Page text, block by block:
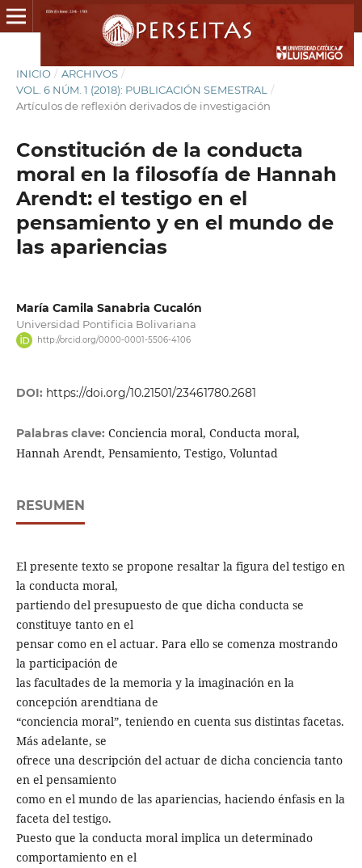
INICIO / ARCHIVOS /
VOL. 6 NÚM. 1 (2018): PUBLICACIÓN SEMESTRAL
/
Artículos de reflexión derivados de investigación
Constitución de la conducta
moral en la filosofía de Hannah
Arendt: el testigo en el
pensamiento y en el mundo de
las apariencias
María Camila Sanabria Cucalón
Universidad Pontificia Bolivariana
http://orcid.org/0000-0001-5506-4106
DOI: https://doi.org/10.21501/23461780.2681
Palabras clave: Conciencia moral, Conducta moral,
Hannah Arendt, Pensamiento, Testigo, Voluntad
RESUMEN
El presente texto se propone resaltar la figura del testigo en
la conducta moral,
partiendo del presupuesto de que dicha conducta se
constituye tanto en el
pensar como en el actuar. Para ello se comenza mostrando
la participación de
las facultades de la memoria y la imaginación en la
concepción arendtiana de
“conciencia moral”, teniendo en cuenta sus distintas facetas.
Más adelante, se
ofrece una descripción del actuar de dicha conciencia tanto
en el pensamiento
como en el mundo de las apariencias, haciendo énfasis en la
faceta del testigo.
Puesto que la conducta moral implica un determinado
comportamiento en el